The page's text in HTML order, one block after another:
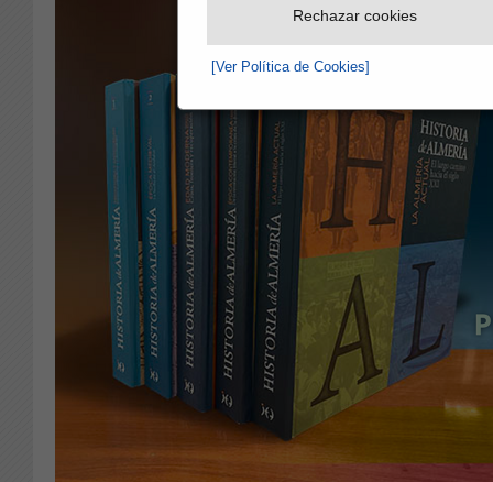
Rechazar cookies
[Ver Política de Cookies]